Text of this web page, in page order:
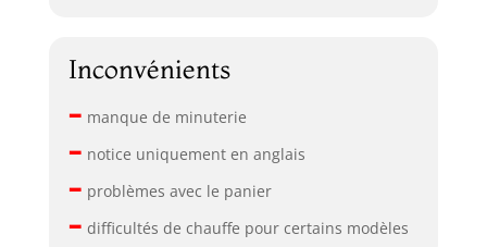
Inconvénients
– manque de minuterie
– notice uniquement en anglais
– problèmes avec le panier
– difficultés de chauffe pour certains modèles